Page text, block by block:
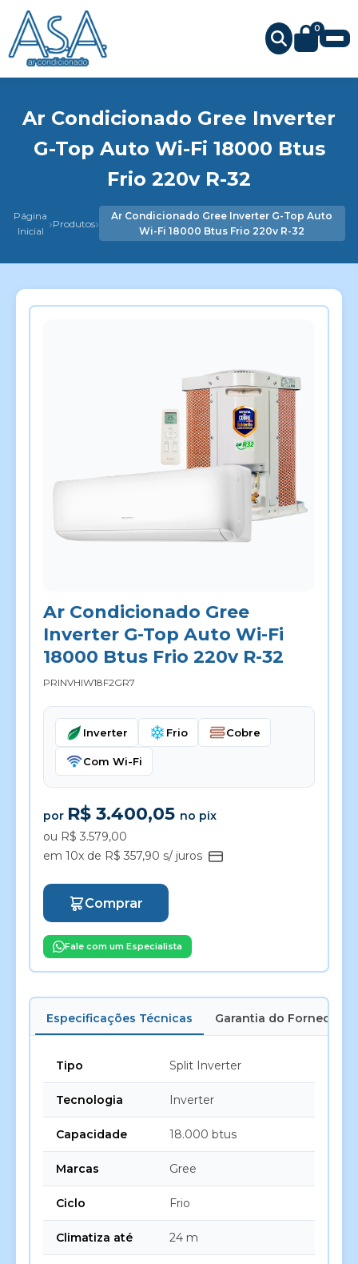
0
Ar Condicionado Gree Inverter
G-Top Auto Wi-Fi 18000 Btus
Frio 220v R-32
Página
Inicial ›Produtos›
Ar Condicionado Gree Inverter G-Top Auto
Wi-Fi 18000 Btus Frio 220v R-32
Ar Condicionado Gree
Inverter G-Top Auto Wi-Fi
18000 Btus Frio 220v R-32
PRINVHIW18F2GR7
Inverter Frio Cobre
Com Wi-Fi
por R$ 3.400,05 no pix
ou R$ 3.579,00
em 10x de R$ 357,90 s/ juros
Comprar
Fale com um Especialista
Especificações Técnicas Garantia do Fornecedor
Tipo Split Inverter
Tecnologia Inverter
Capacidade 18.000 btus
Marcas Gree
Ciclo Frio
Climatiza até 24 m